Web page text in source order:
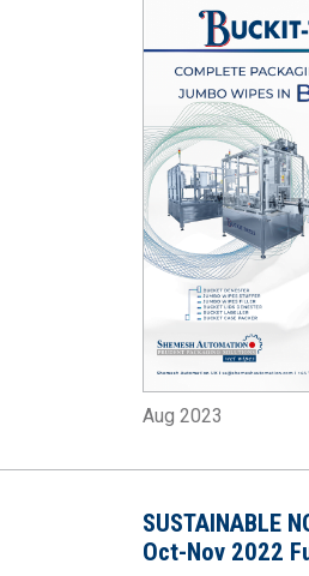
Aug 2023
SUSTAINABLE
Oct-Nov 2022